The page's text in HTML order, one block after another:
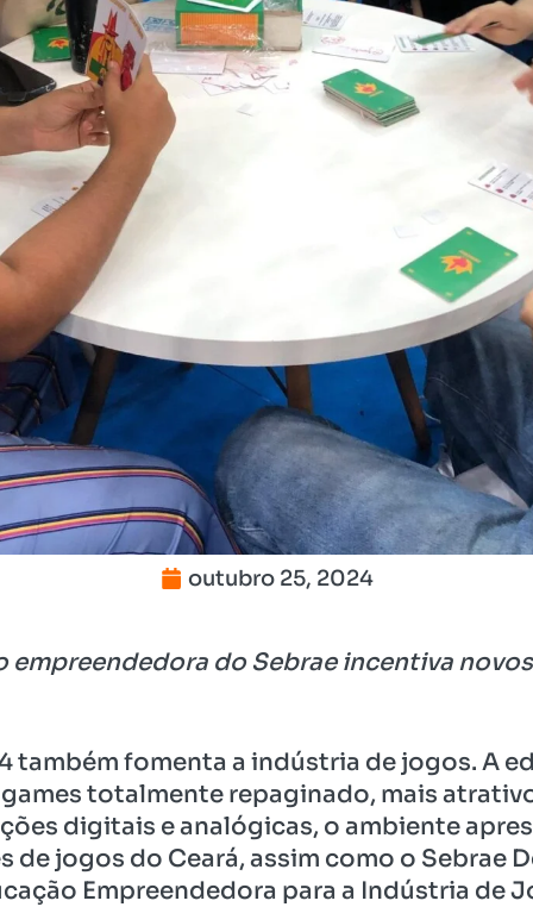
outubro 25, 2024
do Sebrae incentiva
também fomenta a indústria de jogos. A
totalmente repaginado, mais
digitais e analógicas, o ambiente
de jogos do Ceará, assim como o Sebrae
Empreendedora para a Indústria de